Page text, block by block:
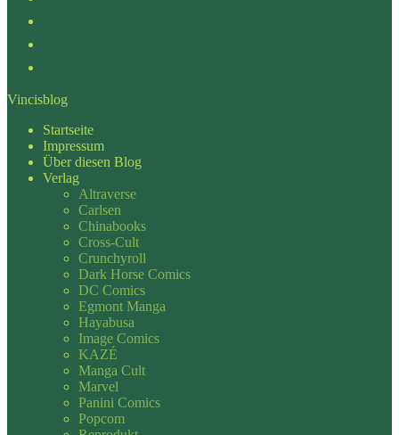
Vincisblog
Startseite
Impressum
Über diesen Blog
Verlag
Altraverse
Carlsen
Chinabooks
Cross-Cult
Crunchyroll
Dark Horse Comics
DC Comics
Egmont Manga
Hayabusa
Image Comics
KAZÉ
Manga Cult
Marvel
Panini Comics
Popcom